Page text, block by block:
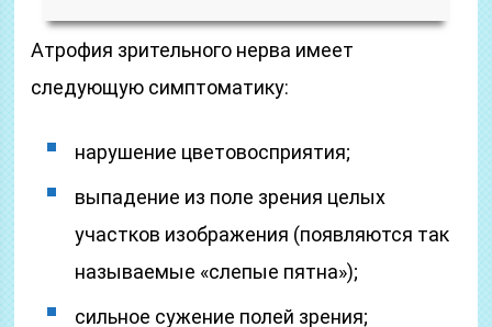
Атрофия зрительного нерва имеет
следующую симптоматику:
нарушение цветовосприятия;
выпадение из поле зрения целых
участков изображения (появляются так
называемые «слепые пятна»);
сильное сужение полей зрения;